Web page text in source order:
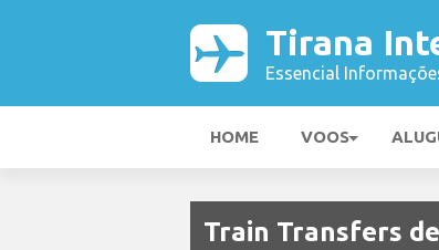
Tirana
Essencial
HOME VOOS
Train Transfers